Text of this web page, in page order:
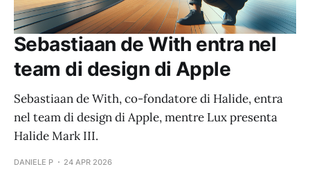
Sebastiaan de With entra nel
team di design di Apple
Sebastiaan de With, co-fondatore di Halide, entra
nel team di design di Apple, mentre Lux presenta
Halide Mark III.
DANIELE P 24 APR 2026